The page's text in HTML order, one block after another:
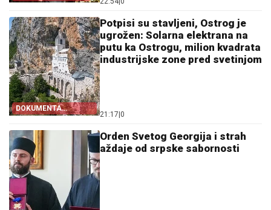
DOKUMENTA
OTKRIVAJU
Potpisi su stavljeni, Ostrog je
ugrožen: Solarna elektrana na
putu ka Ostrogu, milion kvadrata
industrijske zone pred svetinjom
21:17 0
Orden Svetog Georgija i strah
aždaje od srpske sabornosti